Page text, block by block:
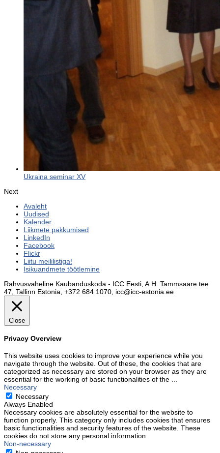
Ukraina seminar XV
Next
Avaleht
Uudised
Kalender
Liikmete pakkumised
LinkedIn
Facebook
Flickr
Liitu meililistiga!
Isikuandmete töötlemine
Rahvusvaheline Kaubanduskoda - ICC Eesti, A.H. Tammsaare tee
47, Tallinn Estonia, +372 684 1070, icc@icc-estonia.ee
Close
Privacy Overview
This website uses cookies to improve your experience while you
navigate through the website. Out of these, the cookies that are
categorized as necessary are stored on your browser as they are
essential for the working of basic functionalities of the
Necessary
Necessary
Always Enabled
Necessary cookies are absolutely essential for the website to
function properly. This category only includes cookies that ensures
basic functionalities and security features of the website. These
cookies do not store any personal information.
Non-necessary